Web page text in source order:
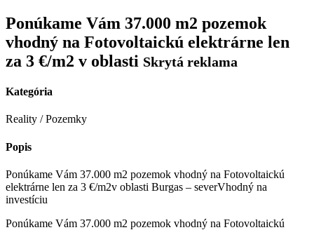
Ponúkame Vám 37.000 m2 pozemok
vhodný na Fotovoltaickú elektrárne len
za 3 €/m2 v oblasti Skrytá reklama
Kategória
Reality / Pozemky
Popis
Ponúkame Vám 37.000 m2 pozemok vhodný na Fotovoltaickú
elektrárne len za 3 €/m2v oblasti Burgas – severVhodný na
investíciu
Ponúkame Vám 37.000 m2 pozemok vhodný na Fotovoltaickú